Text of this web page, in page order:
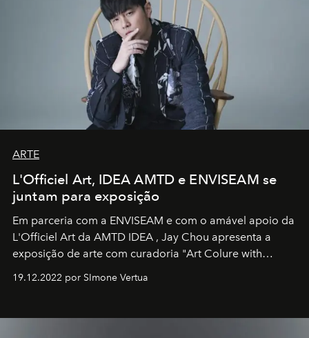
ARTE
L'Officiel Art, IDEA AMTD e ENVISEAM se
juntam para exposição
Em parceria com a ENVISEAM e com o amável apoio da
L'Officiel Art da AMTD IDEA , Jay Chou apresenta a
exposição de arte com curadoria "Art Colure with
19.12.2022 por SImone Vertua